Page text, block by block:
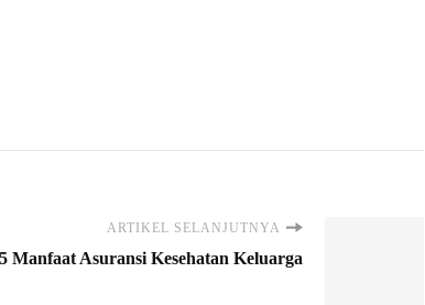
ARTIKEL SELANJUTNYA
5 Manfaat Asuransi Kesehatan Keluarga